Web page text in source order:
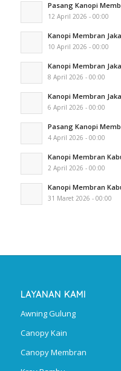
Pasang Kanopi
12 April 2026 - 00:00
Kanopi Membran
10 April 2026 - 00:00
Kanopi Membran
8 April 2026 - 00:00
Kanopi Membran
6 April 2026 - 00:00
Pasang Kanopi
4 April 2026 - 00:00
Kanopi Membran
2 April 2026 - 00:00
Kanopi Membran
31 Maret 2026 - 00:00
LAYANAN KAMI
Awning Gulung
Canopy Kain
Canopy Membran